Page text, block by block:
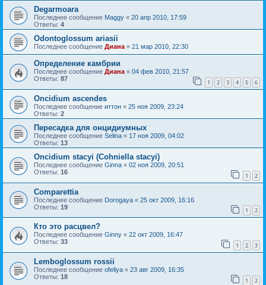
Degarmoara
Последнее сообщение Maggy « 20 апр 2010, 17:59
Ответы: 4
Odontoglossum ariasii
Последнее сообщение Диана « 21 мар 2010, 22:30
Определение камбрии
Последнее сообщение Диана « 04 фев 2010, 21:57
Ответы: 87 1 2 3 4 5 6
Oncidium ascendes
Последнее сообщение иттон « 25 ноя 2009, 23:24
Ответы: 2
Пересадка для онцидиумных
Последнее сообщение Selina « 17 ноя 2009, 04:02
Ответы: 13
Oncidium stacyi (Cohniella stacyi)
Последнее сообщение Ginna « 02 ноя 2009, 20:51
Ответы: 16 1 2
Comparettia
Последнее сообщение Dorogaya « 25 окт 2009, 16:16
Ответы: 19 1 2
Кто это расцвел?
Последнее сообщение Ginny « 22 окт 2009, 16:47
Ответы: 33 1 2 3
Lemboglossum rossii
Последнее сообщение ofeliya « 23 авг 2009, 16:35
Ответы: 18 1 2